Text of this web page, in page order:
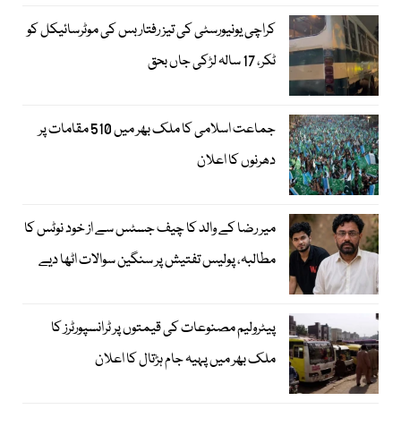
کراچی یونیورسٹی کی تیز رفتار بس کی موٹرسائیکل کو
ٹکر، 17 سالہ لڑکی جاں بحق
جماعت اسلامی کا ملک بھر میں 510 مقامات پر
دھرنوں کا اعلان
میر رضا کے والد کا چیف جسٹس سے از خود نوٹس کا
مطالبہ، پولیس تفتیش پر سنگین سوالات اٹھا دیے
پیٹرولیم مصنوعات کی قیمتوں پر ٹرانسپورٹرز کا
ملک بھر میں پہیہ جام ہڑتال کا اعلان